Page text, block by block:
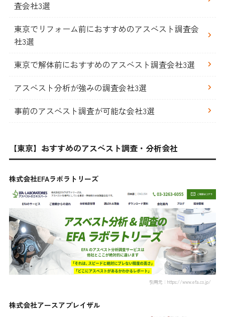
査会社3選
東京でリフォーム前におすすめのアスベスト調査会
社3選
東京で解体前におすすめのアスベスト調査会社3選
アスベスト分析が強みの調査会社3選
事前のアスベスト調査が可能な会社3選
【東京】おすすめのアスベスト調査・分析会社
株式会社EFAラボラトリーズ
引用元：https://www.efa.co.jp/
株式会社アースアプレイザル